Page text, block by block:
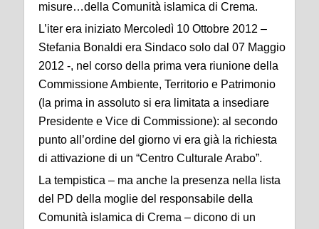
misure…della Comunità islamica di Crema.
L’iter era iniziato Mercoledì 10 Ottobre 2012 –
Stefania Bonaldi era Sindaco solo dal 07 Maggio
2012 -, nel corso della prima vera riunione della
Commissione Ambiente, Territorio e Patrimonio
(la prima in assoluto si era limitata a insediare
Presidente e Vice di Commissione): al secondo
punto all’ordine del giorno vi era già la richiesta
di attivazione di un “Centro Culturale Arabo”.
La tempistica – ma anche la presenza nella lista
del PD della moglie del responsabile della
Comunità islamica di Crema – dicono di un